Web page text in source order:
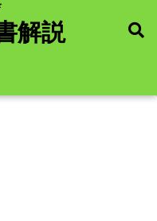
解説